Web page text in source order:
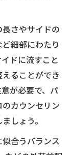
さやサイドの
細部にわたり
ドに流すこと
ることができ
が必要で、パ
カウンセリン
しょう。
似合うバランス